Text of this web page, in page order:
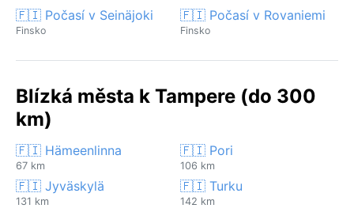
🇫🇮 Počasí v Seinäjoki
Finsko
🇫🇮 Počasí v Rovaniemi
Finsko
Blízká města k Tampere (do 300
km)
🇫🇮 Hämeenlinna
67 km
🇫🇮 Pori
106 km
🇫🇮 Jyväskylä
131 km
🇫🇮 Turku
142 km